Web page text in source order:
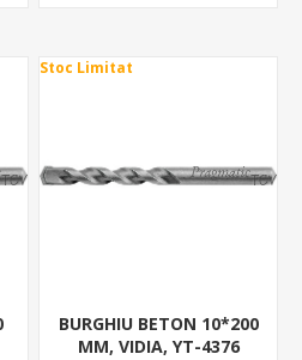
Stoc Limitat
BURGHIU BETON 10*200
MM, VIDIA, YT-4376